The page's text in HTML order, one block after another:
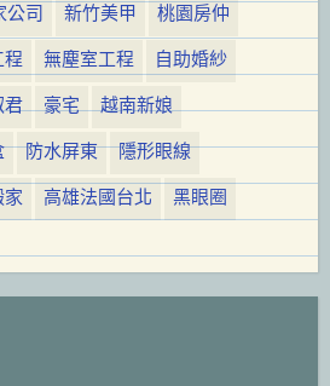
公司 新竹美甲
桃園房仲
程 無塵室工程
自助婚紗
豪宅
越南新娘
防水屏東
隱形眼線
高雄法國台北 黑眼圈